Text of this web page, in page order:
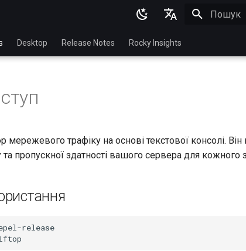
English
Italian
Desktop Release Notes Rocky Insights
мережевого трафіку на основі текстової консолі. Він
та пропускної здатності вашого сервера для кожного
release